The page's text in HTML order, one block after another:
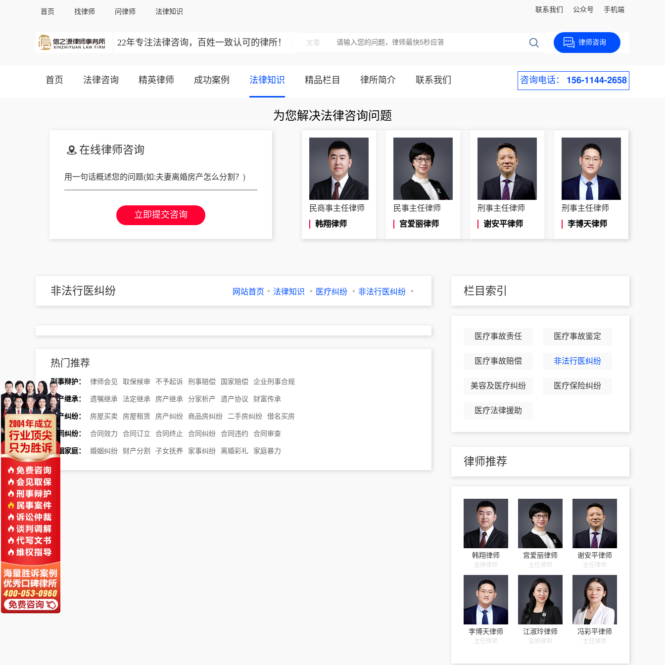
首页 找律师 问律师 法律知识 联系我们 公众号 手机端
22年专注法律咨询，百姓一致认可的律所！ 文章 律师咨询
首页 法律咨询 精英律师 成功案例 法律知识 精品栏目 律所简介 联系我们 咨询电话： 156-1144-2658
为您解决法律咨询问题
在线律师咨询
立即提交咨询
民商事主任律师
韩翔律师
民事主任律师
宫爱丽律师
刑事主任律师
谢安平律师
刑事主任律师
李博天律师
非法行医纠纷 网站首页 法律知识 医疗纠纷 非法行医纠纷
热门推荐
刑事辩护： 律师会见 取保候审 不予起诉 刑事赔偿 国家赔偿 企业刑事合规
遗产继承： 遗嘱继承 法定继承 房产继承 分家析产 遗产协议 财富传承
房产纠纷： 房屋买卖 房屋租赁 房产纠纷 商品房纠纷 二手房纠纷 借名买房
合同纠纷： 合同效力 合同订立 合同终止 合同纠纷 合同违约 合同审查
婚姻家庭： 婚姻纠纷 财产分割 子女抚养 家事纠纷 离婚彩礼 家庭暴力
栏目索引
医疗事故责任 医疗事故鉴定
医疗事故赔偿 非法行医纠纷
美容及医疗纠纷 医疗保险纠纷
医疗法律援助
律师推荐
韩翔律师
金牌律师
宫爱丽律师
主任律师
谢安平律师
主任律师
李博天律师
主任律师
江淑玲律师
金牌律师
冯彩平律师
主任律师